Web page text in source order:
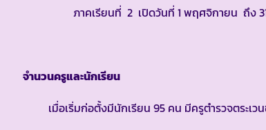
ภาคเรียนที่ 2 เปิดวันที่ 1 พฤศจิกายน ถึง 31
จำนวนครูและนักเรียน
เมื่อเริ่มก่อตั้งมีนักเรียน 95 คน มีครูตำรวจตระเวน